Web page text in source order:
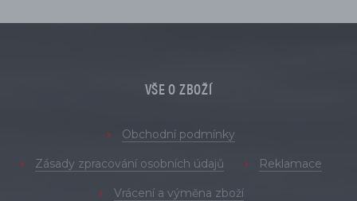
VŠE O ZBOŽÍ
Obchodní podmínky
Zásady zpracování osobních údajů Reklamace
Vrácení a výměna zboží